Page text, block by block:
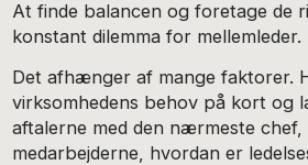
At finde balancen og foretage de
konstant dilemma for mellemleder.
Det afhænger af mange faktorer.
virksomhedens behov på kort og
aftalerne med den nærmeste
medarbejderne, hvordan er